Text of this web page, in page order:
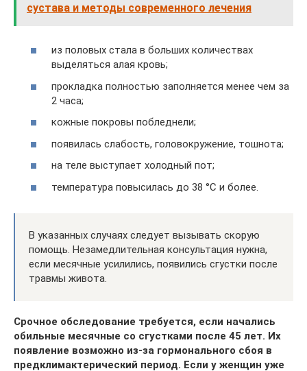
сустава и методы современного лечения
из половых стала в больших количествах
выделяться алая кровь;
прокладка полностью заполняется менее чем за
2 часа;
кожные покровы побледнели;
появилась слабость, головокружение, тошнота;
на теле выступает холодный пот;
температура повысилась до 38 °С и более.
В указанных случаях следует вызывать скорую
помощь. Незамедлительная консультация нужна,
если месячные усилились, появились сгустки после
травмы живота.
Срочное обследование требуется, если начались
обильные месячные со сгустками после 45 лет. Их
появление возможно из-за гормонального сбоя в
предклимактерический период. Если у женщин уже